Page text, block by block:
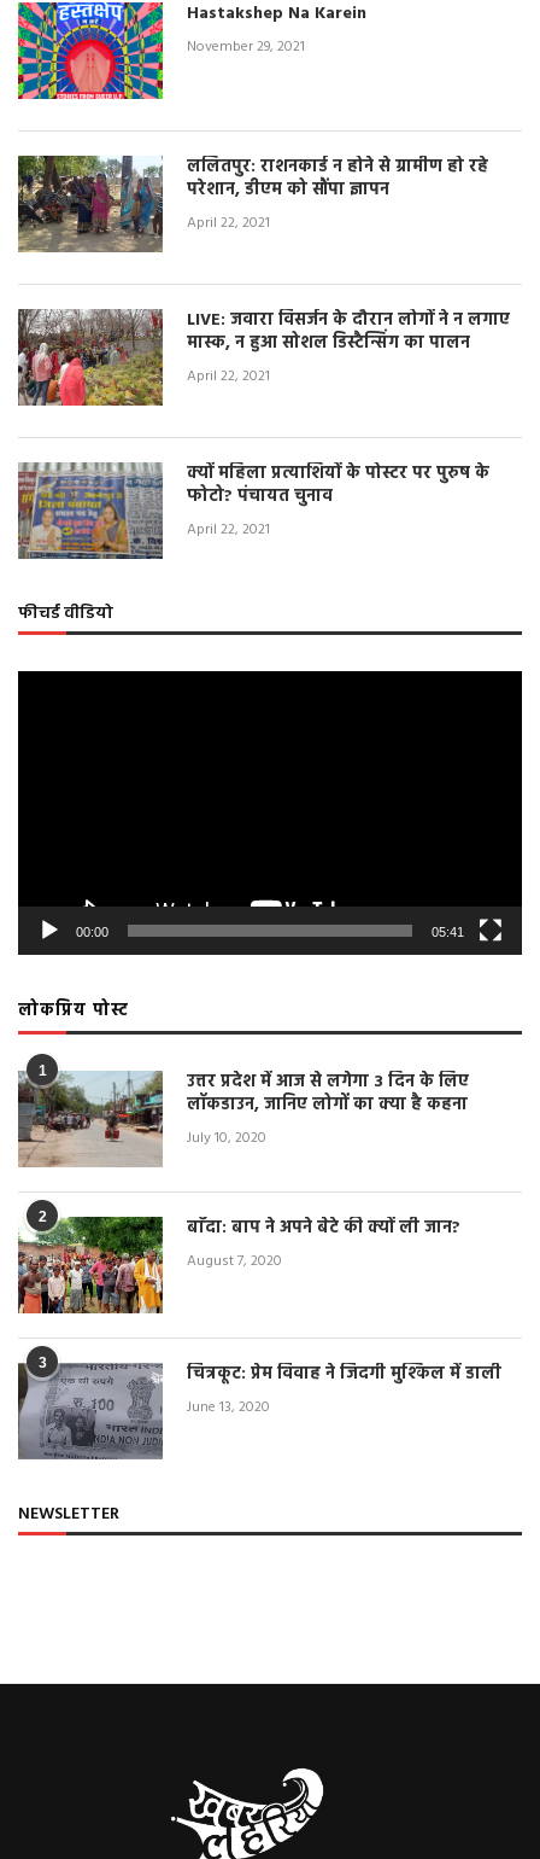
Hastakshep Na Karein
November 29, 2021
ललितपुर: राशनकार्ड न होने से ग्रामीण हो रहे
परेशान, डीएम को सौंपा ज्ञापन
April 22, 2021
LIVE: जवारा विसर्जन के दौरान लोगों ने न लगाए
मास्क, न हुआ सोशल डिस्टैन्सिंग का पालन
April 22, 2021
क्यों महिला प्रत्याशियों के पोस्टर पर पुरुष के
फोटो? पंचायत चुनाव
April 22, 2021
फीचर्ड वीडियो
00:00 05:41
लोकप्रिय पोस्ट
1
उत्तर प्रदेश में आज से लगेगा 3 दिन के लिए
लॉकडाउन, जानिए लोगों का क्या है कहना
July 10, 2020
2 बाँदा: बाप ने अपने बेटे की क्यों ली जान?
August 7, 2020
3 चित्रकूट: प्रेम विवाह ने जिंदगी मुश्किल में डाली
June 13, 2020
NEWSLETTER